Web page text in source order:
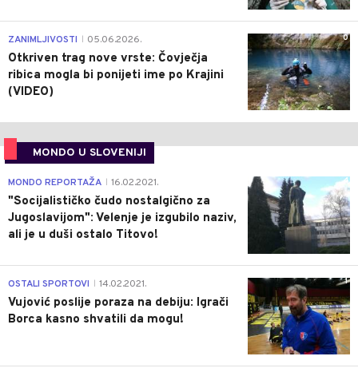
0
ZANIMLJIVOSTI 05.06.2026.
Otkriven trag nove vrste: Čovječja
ribica mogla bi ponijeti ime po Krajini
(VIDEO)
MONDO U SLOVENIJI
4
MONDO REPORTAŽA 16.02.2021.
"Socijalističko čudo nostalgično za
Jugoslavijom": Velenje je izgubilo naziv,
ali je u duši ostalo Titovo!
1
OSTALI SPORTOVI 14.02.2021.
Vujović poslije poraza na debiju: Igrači
Borca kasno shvatili da mogu!